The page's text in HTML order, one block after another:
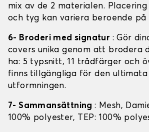
mix av de 2 materialen.
och tyg kan variera beroende på
6- Broderi med signatur : Gör
covers unika genom att brodera
ha: 5 typsnitt, 11 trådfärger och
finns tillgängliga för den ultimata
utformningen.
7- Sammansättning: Mesh,
100% polyester, TEP: 100%